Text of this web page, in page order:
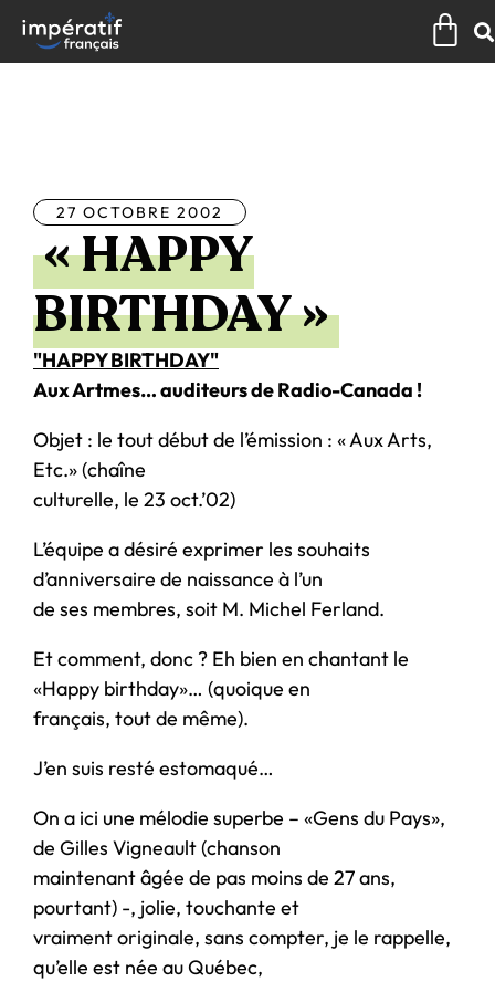
contenu
27 OCTOBRE 2002
« HAPPY
BIRTHDAY »
"HAPPY BIRTHDAY"
Aux Artmes… auditeurs de Radio-Canada !
Objet : le tout début de l’émission : « Aux Arts,
Etc.» (chaîne
culturelle, le 23 oct.’02)
L’équipe a désiré exprimer les souhaits
d’anniversaire de naissance à l’un
de ses membres, soit M. Michel Ferland.
Et comment, donc ? Eh bien en chantant le
«Happy birthday»… (quoique en
français, tout de même).
J’en suis resté estomaqué…
On a ici une mélodie superbe – «Gens du Pays»,
de Gilles Vigneault (chanson
maintenant âgée de pas moins de 27 ans,
pourtant) -, jolie, touchante et
vraiment originale, sans compter, je le rappelle,
qu’elle est née au Québec,